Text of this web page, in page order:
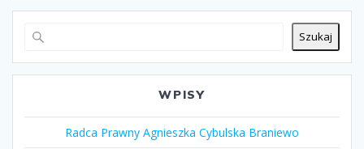
Szukaj
WPISY
Radca Prawny Agnieszka Cybulska Braniewo